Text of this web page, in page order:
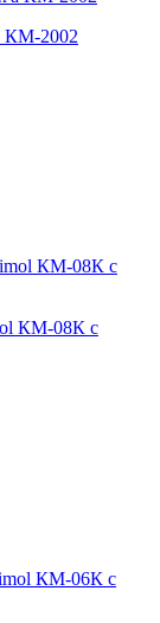
КМ-2002
КМ-08К с